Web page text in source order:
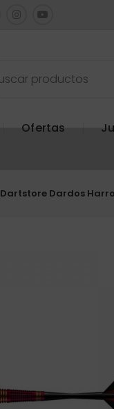
Ofertas
Dartstore Dardos